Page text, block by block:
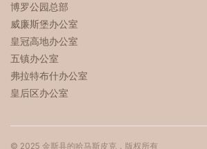
博罗公园总部 ‍
威廉斯堡办公室
皇冠高地办公室
五镇办公室
弗拉特布什办公室
皇后区办公室
© 2025 金斯县的哈马斯皮克，版权所有